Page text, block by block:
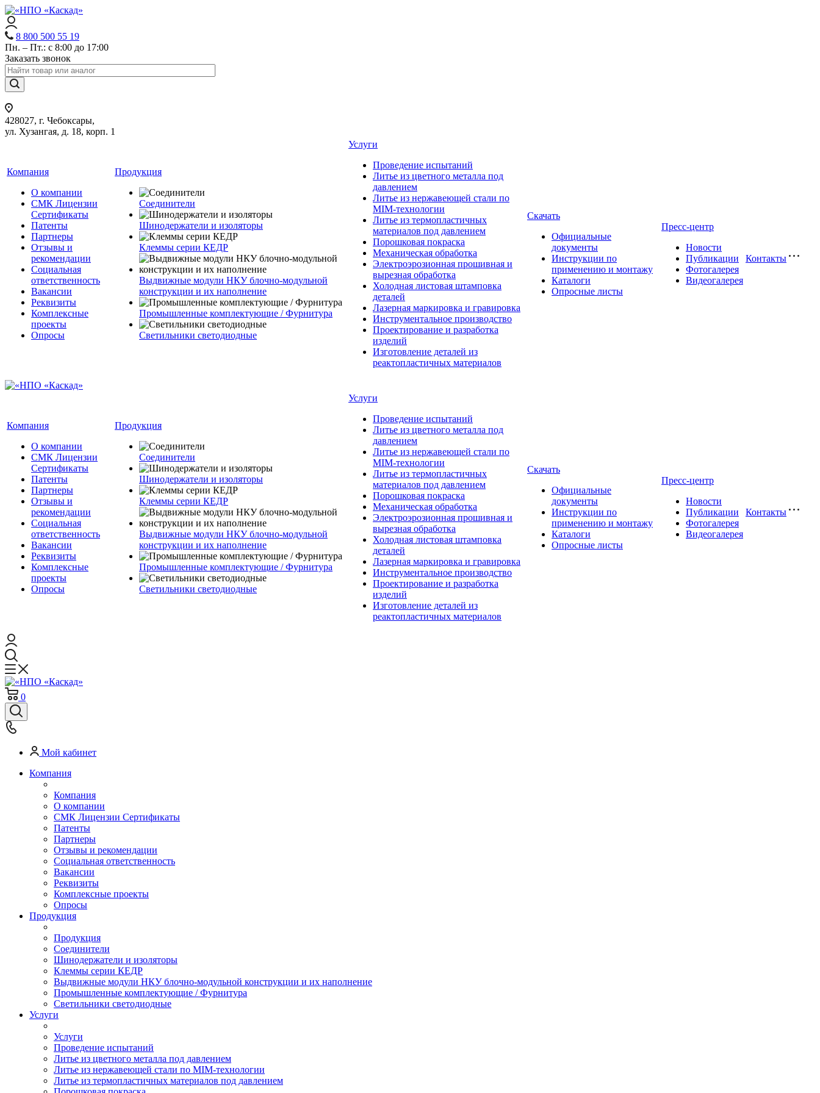
8 800 500 55 19
Пн. – Пт.: с 8:00 до 17:00
Заказать звонок
428027, г. Чебоксары,
ул. Хузангая, д. 18, корп. 1
Компания
О компании
СМК Лицензии
Сертификаты
Патенты
Партнеры
Отзывы и
рекомендации
Социальная
ответственность
Вакансии
Реквизиты
Комплексные
проекты
Опросы
Продукция
Соединители
Шинодержатели и изоляторы
Клеммы серии КЕДР
Выдвижные модули НКУ блочно-модульной
конструкции и их наполнение
Промышленные комплектующие / Фурнитура
Светильники светодиодные
Услуги
Проведение испытаний
Литье из цветного металла под
давлением
Литье из нержавеющей стали по
MIM-технологии
Литье из термопластичных
материалов под давлением
Порошковая покраска
Механическая обработка
Электроэрозионная прошивная и
вырезная обработка
Холодная листовая штамповка
деталей
Лазерная маркировка и гравировка
Инструментальное производство
Проектирование и разработка
изделий
Изготовление деталей из
реактопластичных материалов
Скачать
Официальные
документы
Инструкции по
применению и монтажу
Каталоги
Опросные листы
Пресс-центр
Новости
Публикации
Фотогалерея
Видеогалерея
Контакты
Компания
О компании
СМК Лицензии
Сертификаты
Патенты
Партнеры
Отзывы и
рекомендации
Социальная
ответственность
Вакансии
Реквизиты
Комплексные
проекты
Опросы
Продукция
Соединители
Шинодержатели и изоляторы
Клеммы серии КЕДР
Выдвижные модули НКУ блочно-модульной
конструкции и их наполнение
Промышленные комплектующие / Фурнитура
Светильники светодиодные
Услуги
Проведение испытаний
Литье из цветного металла под
давлением
Литье из нержавеющей стали по
MIM-технологии
Литье из термопластичных
материалов под давлением
Порошковая покраска
Механическая обработка
Электроэрозионная прошивная и
вырезная обработка
Холодная листовая штамповка
деталей
Лазерная маркировка и гравировка
Инструментальное производство
Проектирование и разработка
изделий
Изготовление деталей из
реактопластичных материалов
Скачать
Официальные
документы
Инструкции по
применению и монтажу
Каталоги
Опросные листы
Пресс-центр
Новости
Публикации
Фотогалерея
Видеогалерея
Контакты
0
Мой кабинет
Компания
Компания
О компании
СМК Лицензии Сертификаты
Патенты
Партнеры
Отзывы и рекомендации
Социальная ответственность
Вакансии
Реквизиты
Комплексные проекты
Опросы
Продукция
Продукция
Соединители
Шинодержатели и изоляторы
Клеммы серии КЕДР
Выдвижные модули НКУ блочно-модульной конструкции и их наполнение
Промышленные комплектующие / Фурнитура
Светильники светодиодные
Услуги
Услуги
Проведение испытаний
Литье из цветного металла под давлением
Литье из нержавеющей стали по MIM-технологии
Литье из термопластичных материалов под давлением